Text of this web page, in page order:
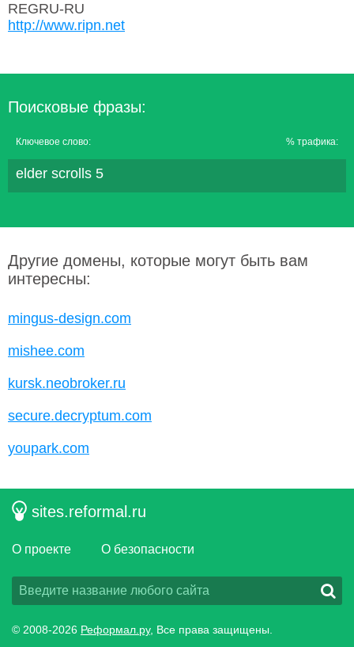
REGRU-RU
http://www.ripn.net
Поисковые фразы:
Ключевое слово: % трафика:
elder scrolls 5
Другие домены, которые могут быть вам
интересны:
mingus-design.com
mishee.com
kursk.neobroker.ru
secure.decryptum.com
youpark.com
sites.reformal.ru
О проекте О безопасности
© 2008-2026 Реформал.ру, Все права защищены.